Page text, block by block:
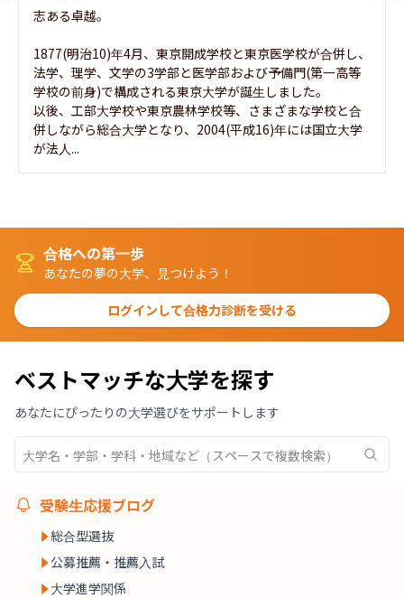
志ある卓越。
1877(明治10)年4月、東京開成学校と東京医学校が合併し、
法学、理学、文学の3学部と医学部および予備門(第一高等
学校の前身)で構成される東京大学が誕生しました。
以後、工部大学校や東京農林学校等、さまざまな学校と合
併しながら総合大学となり、2004(平成16)年には国立大学
が法人...
合格への第一歩
あなたの夢の大学、見つけよう！
ログインして合格力診断を受ける
ベストマッチな大学を探す
あなたにぴったりの大学選びをサポートします
受験生応援ブログ
総合型選抜
公募推薦・推薦入試
大学進学関係